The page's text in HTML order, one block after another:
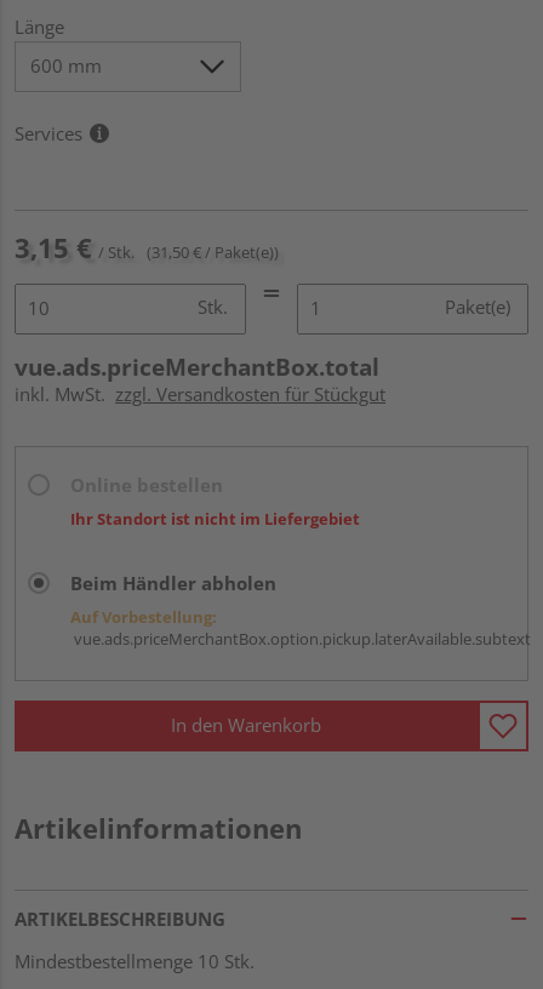
Länge
Services
3,15 € / Stk. (31,50 € / Paket(e))
Stk. Paket(e)
vue.ads.priceMerchantBox.total
inkl. MwSt. zzgl. Versandkosten für Stückgut
Ihr Standort ist nicht im Liefergebiet
Beim Händler abholen
Auf Vorbestellung:
vue.ads.priceMerchantBox.option.pickup.laterAvailable.subtext
In den Warenkorb
Artikelinformationen
ARTIKELBESCHREIBUNG
Mindestbestellmenge 10 Stk.